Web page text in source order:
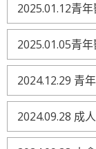
2025.01.12青
2025.01.05青
2024.12.29 青
2024.09.28 成